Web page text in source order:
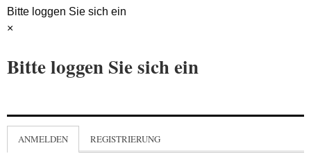
Bitte loggen Sie sich ein
×
Bitte loggen Sie sich ein
ANMELDEN REGISTRIERUNG